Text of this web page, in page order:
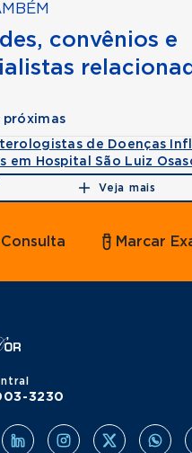
convênios e
próximas
de Doenças
em Hospital São Luiz
Veja mais
Marcar
3230